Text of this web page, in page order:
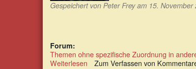
Gespeichert von Peter Freyam 15. November
Forum:
Themen ohne spezifische Zuordnung in
Weiterlesen über
Zum Verfassen von